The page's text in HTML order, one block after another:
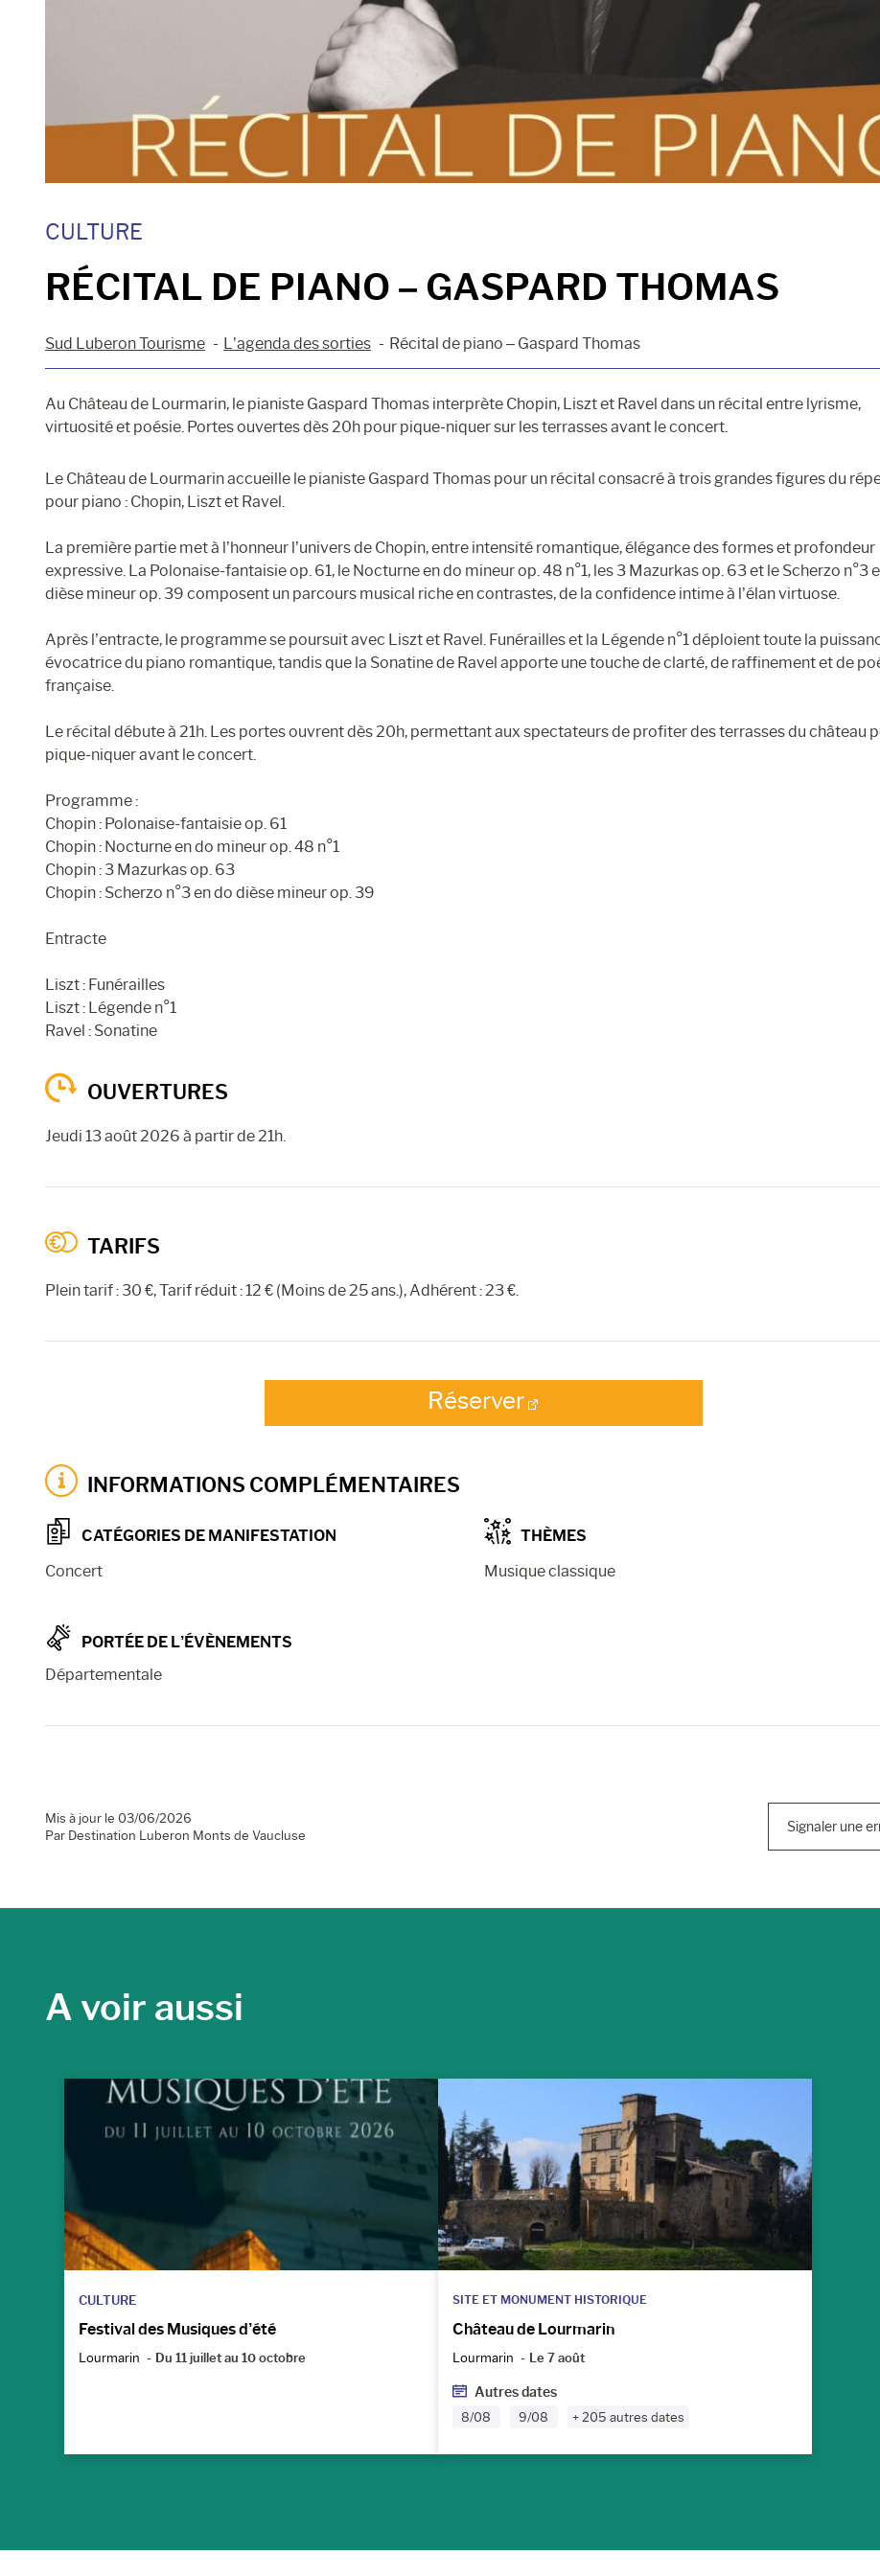
CULTURE
RÉCITAL DE PIANO – GASPARD THOMAS
Sud Luberon Tourisme L’agenda des sorties Récital de piano – Gaspard Thomas
Au Château de Lourmarin, le pianiste Gaspard Thomas interprète Chopin, Liszt et Ravel dans un récital entre lyrisme,
virtuosité et poésie. Portes ouvertes dès 20h pour pique-niquer sur les terrasses avant le concert.
Le Château de Lourmarin accueille le pianiste Gaspard Thomas pour un récital consacré à trois grandes figures du
pour piano : Chopin, Liszt et Ravel.
La première partie met à l’honneur l’univers de Chopin, entre intensité romantique, élégance des formes et profondeur
expressive. La Polonaise-fantaisie op. 61, le Nocturne en do mineur op. 48 n°1, les 3 Mazurkas op. 63 et le Scherzo n°3
dièse mineur op. 39 composent un parcours musical riche en contrastes, de la confidence intime à l’élan virtuose.
Après l’entracte, le programme se poursuit avec Liszt et Ravel. Funérailles et la Légende n°1 déploient toute la
évocatrice du piano romantique, tandis que la Sonatine de Ravel apporte une touche de clarté, de raffinement et de
française.
Le récital débute à 21h. Les portes ouvrent dès 20h, permettant aux spectateurs de profiter des terrasses du château
pique-niquer avant le concert.
Programme :
Chopin : Polonaise-fantaisie op. 61
Chopin : Nocturne en do mineur op. 48 n°1
Chopin : 3 Mazurkas op. 63
Chopin : Scherzo n°3 en do dièse mineur op. 39
Entracte
Liszt : Funérailles
Liszt : Légende n°1
Ravel : Sonatine
OUVERTURES
Jeudi 13 août 2026 à partir de 21h.
TARIFS
Plein tarif : 30 €, Tarif réduit : 12 € (Moins de 25 ans.), Adhérent : 23 €.
Réserver
INFORMATIONS COMPLÉMENTAIRES
CATÉGORIES DE MANIFESTATION
Concert
THÈMES
Musique classique
PORTÉE DE L’ÉVÈNEMENTS
Départementale
Mis à jour le 03/06/2026
Par Destination Luberon Monts de Vaucluse
Signaler une
A voir aussi
CULTURE
Festival des Musiques d’été
Lourmarin Du 11 juillet au 10 octobre
SITE ET MONUMENT HISTORIQUE
Château de Lourmarin
Lourmarin Le 7 août
Autres dates
8/08 9/08 + 205 autres dates